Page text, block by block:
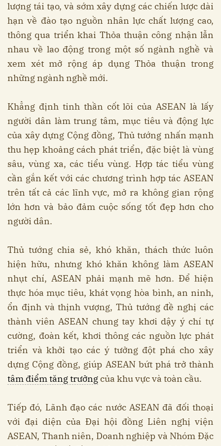
lượng tái tạo, và sớm xây dựng các chiến lược dài
hạn về đào tạo nguồn nhân lực chất lượng cao,
thông qua triển khai Thỏa thuận công nhận lẫn
nhau về lao động trong một số ngành nghề và
xem xét mở rộng áp dụng Thỏa thuận trong
những ngành nghề mới.
Khẳng định tinh thần cốt lõi của ASEAN là lấy
người dân làm trung tâm, mục tiêu và động lực
của xây dựng Cộng đồng, Thủ tướng nhấn mạnh
thu hẹp khoảng cách phát triển, đặc biệt là vùng
sâu, vùng xa, các tiểu vùng. Hợp tác tiểu vùng
cần gắn kết với các chương trình hợp tác ASEAN
trên tất cả các lĩnh vực, mở ra không gian rộng
lớn hơn và bảo đảm cuộc sống tốt đẹp hơn cho
người dân.
Thủ tướng chia sẻ, khó khăn, thách thức luôn
hiện hữu, nhưng khó khăn không làm ASEAN
nhụt chí, ASEAN phải mạnh mẽ hơn. Để hiện
thực hóa mục tiêu, khát vọng hòa bình, an ninh,
ổn định và thịnh vượng, Thủ tướng đề nghị các
thành viên ASEAN chung tay khơi dậy ý chí tự
cường, đoàn kết, khơi thông các nguồn lực phát
triển và khởi tạo các ý tưởng đột phá cho xây
dựng Cộng đồng, giúp ASEAN bứt phá trở thành
tâm điểm tăng trưởngcủa khu vực và toàn cầu.
Tiếp đó, Lãnh đạo các nước ASEAN đã đối thoại
với đại diện của Đại hội đồng Liên nghị viện
ASEAN, Thanh niên, Doanh nghiệp và Nhóm Đặc